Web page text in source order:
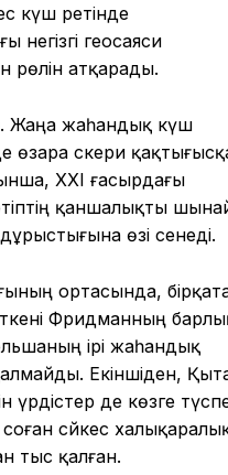
күш ретінде
геосаяси
рөлін атқарады.
Жаңа жаһандық күш
әскери
XXI ғасырдағы
қаншалықты
өзі сенеді.
ортасында,
Фридманның
ірі жаһандық
Екіншіден,
үрдістер де көзге
сәйкес
тыс қалған.